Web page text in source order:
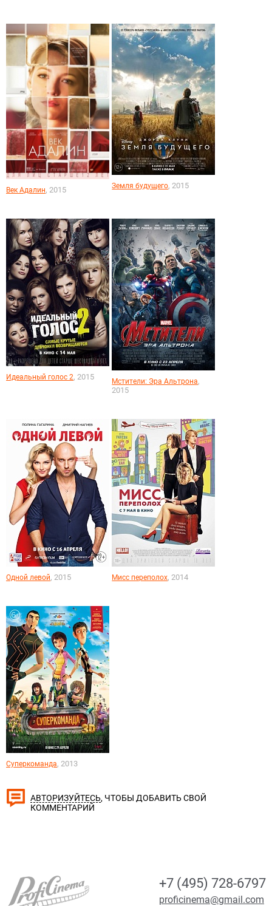
Век Адалин, 2015 Земля будущего, 2015
Идеальный голос 2, 2015 Мстители: Эра Альтрона,
2015
Одной левой, 2015 Мисс переполох, 2014
Суперкоманда, 2013
АВТОРИЗУЙТЕСЬ, ЧТОБЫ ДОБАВИТЬ СВОЙ
КОММЕНТАРИЙ
+7 (495) 728-6797
proficinema@gmail.com